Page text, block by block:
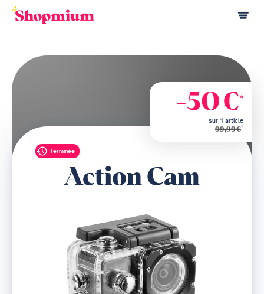
Terminée
Action Cam
-50€*
sur 1 article
99,99€*